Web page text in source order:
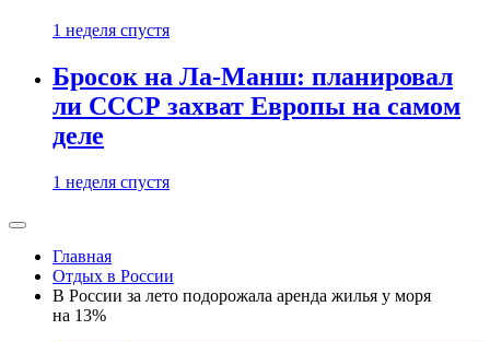
1 неделя спустя
Бросок на Ла-Манш: планировал
ли СССР захват Европы на самом
деле
1 неделя спустя
Главная
Отдых в России
В России за лето подорожала аренда жилья у моря
на 13%